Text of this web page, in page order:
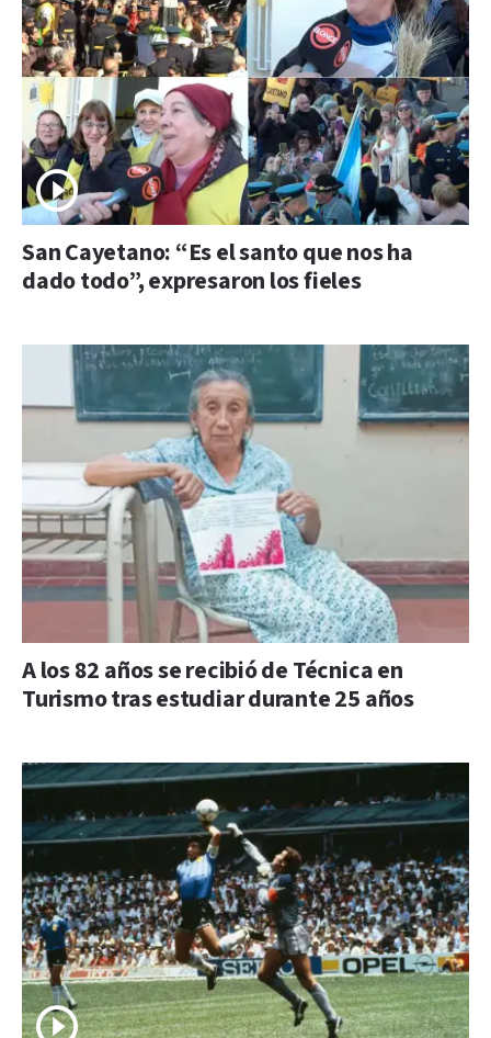
San Cayetano: “Es el santo que nos ha
dado todo”, expresaron los fieles
A los 82 años se recibió de Técnica en
Turismo tras estudiar durante 25 años